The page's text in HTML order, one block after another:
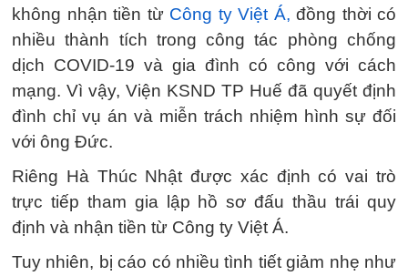
không nhận tiền từ Công ty Việt Á, đồng thời có
nhiều thành tích trong công tác phòng chống
dịch COVID-19 và gia đình có công với cách
mạng. Vì vậy, Viện KSND TP Huế đã quyết định
đình chỉ vụ án và miễn trách nhiệm hình sự đối
với ông Đức.
Riêng Hà Thúc Nhật được xác định có vai trò
trực tiếp tham gia lập hồ sơ đấu thầu trái quy
định và nhận tiền từ Công ty Việt Á.
Tuy nhiên, bị cáo có nhiều tình tiết giảm nhẹ như